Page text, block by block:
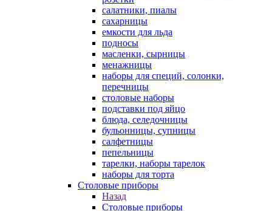
салатники, пиалы
сахарницы
емкости для льда
подносы
масленки, сырницы
менажницы
наборы для специй, солонки,
перечницы
столовые наборы
подставки под яйцо
блюда, селедочницы
бульонницы, супницы
салфетницы
пепельницы
тарелки, наборы тарелок
наборы для торта
Столовые приборы
Назад
Столовые приборы